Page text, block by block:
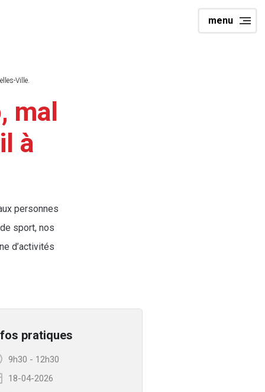
menu
Ville.
mal
à
personnes
sport, nos
d’activités
pratiques
9h30 - 12h30
18-04-2026